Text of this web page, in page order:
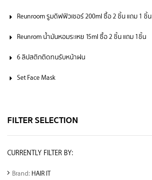
Reunroom รูมดิฟฟิวเซอร์ 200ml ซื้อ 2 ชิ้น แถม 1 ชิ้น
Reunrom น้ำมันหอมระเหย 15ml ซื้อ 2 ชิ้น แถม 1ชิ้น
6 ลิปสติกติดทนรับหน้าฝน
Set Face Mask
FILTER SELECTION
CURRENTLY FILTER BY:
Brand: HAIR IT